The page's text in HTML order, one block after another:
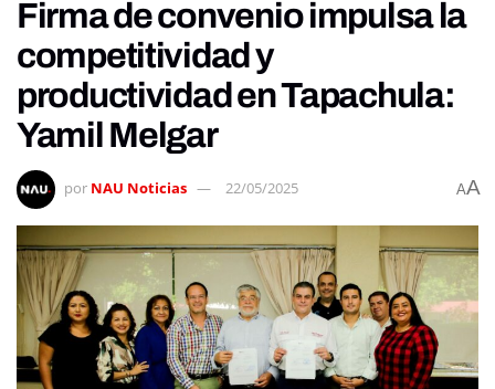
Firma de convenio impulsa la
competitividad y
productividad en Tapachula:
Yamil Melgar
por NAU Noticias 22/05/2025 AA